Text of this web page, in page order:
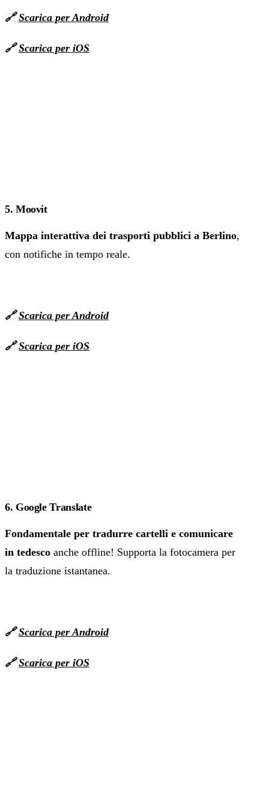
🔗 Scarica per Android
🔗 Scarica per iOS
5. Moovit
Mappa interattiva dei trasporti pubblici a Berlino,
con notifiche in tempo reale.
🔗 Scarica per Android
🔗 Scarica per iOS
6. Google Translate
Fondamentale per tradurre cartelli e comunicare
in tedesco anche offline! Supporta la fotocamera per
la traduzione istantanea.
🔗 Scarica per Android
🔗 Scarica per iOS